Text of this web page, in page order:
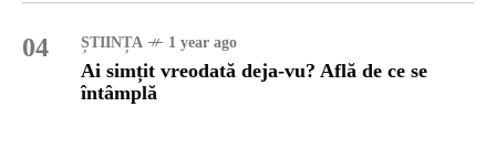
04 ȘTIINȚA 1 year ago
Ai simțit vreodată deja-vu? Află de ce se
întâmplă